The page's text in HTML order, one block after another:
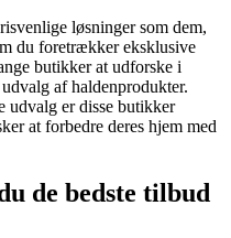
løsninger som dem,
du foretrækker eksklusive
butikker at udforske i
af haldenprodukter.
udvalg er disse butikker
at forbedre deres hjem med
de bedste tilbud